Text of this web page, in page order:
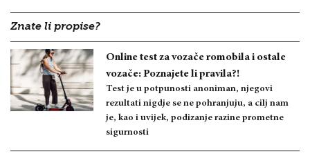
Znate li propise?
Online test za vozače romobila i ostale
vozače: Poznajete li pravila?!
Test je u potpunosti anoniman, njegovi
rezultati nigdje se ne pohranjuju, a cilj nam
je, kao i uvijek, podizanje razine prometne
sigurnosti